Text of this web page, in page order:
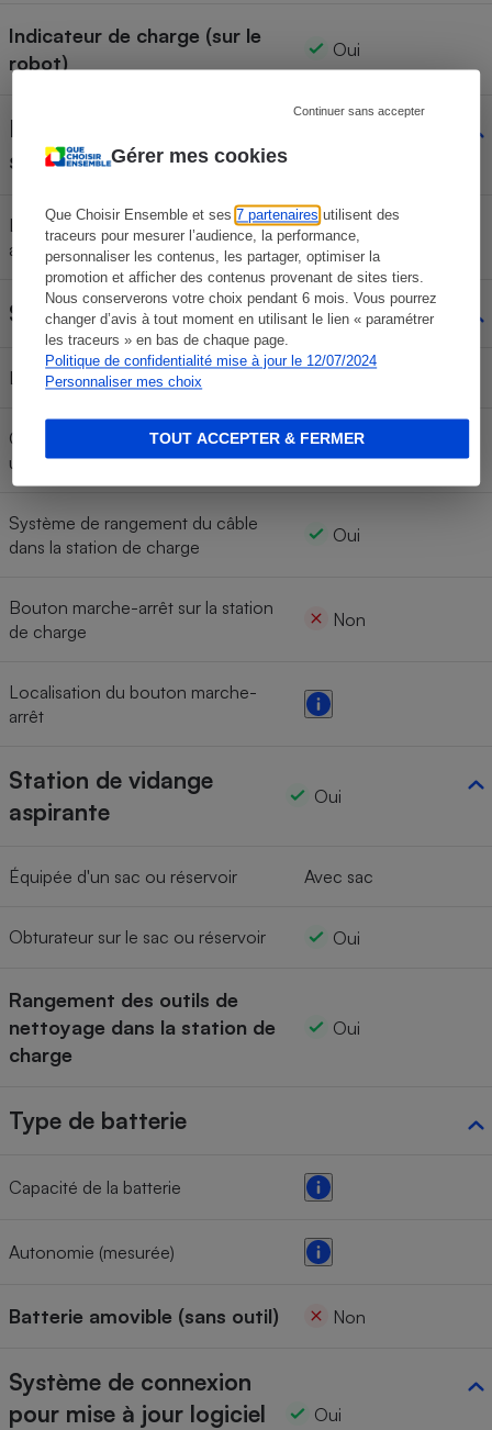
Gérer mes cookies
Que Choisir Ensemble et ses7 partenaires utilisent des
traceurs pour mesurer l’audience, la performance,
personnaliser les contenus, les partager, optimiser la
promotion et afficher des contenus provenant de sites tiers.
Nous conserverons votre choix pendant 6 mois. Vous pourrez
changer d’avis à tout moment en utilisant le lien « paramétrer
les traceurs » en bas de chaque page.
Politique de confidentialité mise à jour le 12/07/2024
Personnaliser mes choix
Continuer sans accepter
TOUT ACCEPTER & FERMER
Indicateur de charge (sur le
robot)
Oui
Bouton marche-arrêt
sur le robot
Localisation du bouton marche-
arrêt
Station de charge Oui
Longueur du cordon (ou chargeur)
Chargeur de la station de charge
utilisable pour charger le robot
Non
Système de rangement du câble
dans la station de charge
Oui
Bouton marche-arrêt sur la station
de charge
Non
Localisation du bouton marche-
arrêt
Station de vidange
aspirante
Oui
Équipée d'un sac ou réservoir Avec sac
Obturateur sur le sac ou réservoir Oui
Rangement des outils de
nettoyage dans la station de
charge
Oui
Type de batterie
Capacité de la batterie
Autonomie (mesurée)
Batterie amovible (sans outil) Non
Système de connexion
pour mise à jour logiciel
Oui